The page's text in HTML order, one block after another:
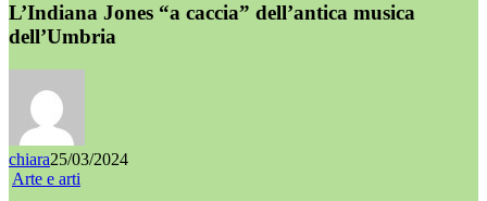
L’Indiana Jones “a caccia” dell’antica musica
dell’Umbria
chiara25/03/2024
Arte e arti